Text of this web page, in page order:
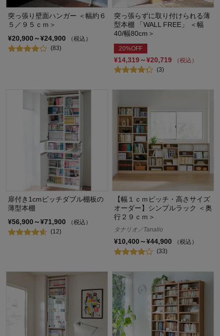
突っ張り壁面ハンガー ＜幅約６
５／９５ｃｍ＞
¥20,900～¥24,900
（税込）
(83)
突っ張らずに取り付けられる薄
型本棚 「WALL FREE」 ＜幅
40/幅80cm＞
20%OFF
¥14,319～¥20,719
（税込）
(3)
扉付き1cmピッチダブル棚板の
薄型本棚
¥56,900～¥71,900
（税込）
(12)
【幅１ｃｍピッチ・高さサイズ
オーダー】シンプルラック ＜奥
行２９ｃｍ＞
タナリオ／Tanalio
¥10,400～¥44,900
（税込）
(33)